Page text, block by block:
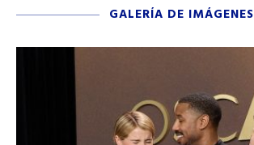
GALERÍA DE IMÁGENES